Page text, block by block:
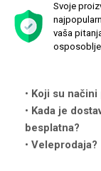
Svoje
vaša
Koji su načini
Kada je
besplatna?
Veleprodaja?
Love motivi